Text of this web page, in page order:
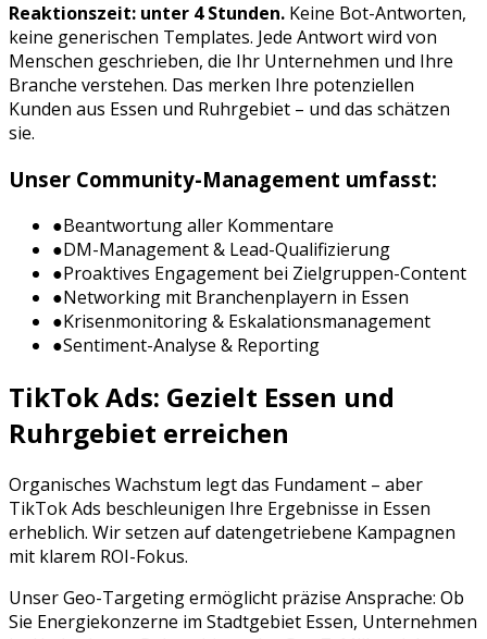
Reaktionszeit: unter 4 Stunden. Keine Bot-Antworten,
keine generischen Templates. Jede Antwort wird von
Menschen geschrieben, die Ihr Unternehmen und Ihre
Branche verstehen. Das merken Ihre potenziellen
Kunden aus Essen und Ruhrgebiet – und das schätzen
sie.
Unser Community-Management umfasst:
●Beantwortung aller Kommentare
●DM-Management & Lead-Qualifizierung
●Proaktives Engagement bei Zielgruppen-Content
●Networking mit Branchenplayern in Essen
●Krisenmonitoring & Eskalationsmanagement
●Sentiment-Analyse & Reporting
TikTok Ads: Gezielt Essen und
Ruhrgebiet erreichen
Organisches Wachstum legt das Fundament – aber
TikTok Ads beschleunigen Ihre Ergebnisse in Essen
erheblich. Wir setzen auf datengetriebene Kampagnen
mit klarem ROI-Fokus.
Unser Geo-Targeting ermöglicht präzise Ansprache: Ob
Sie Energiekonzerne im Stadtgebiet Essen, Unternehmen